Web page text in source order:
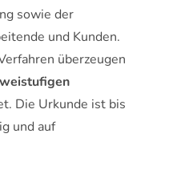
sowie der
und Kunden.
überzeugen
Die Urkunde ist bis
und auf